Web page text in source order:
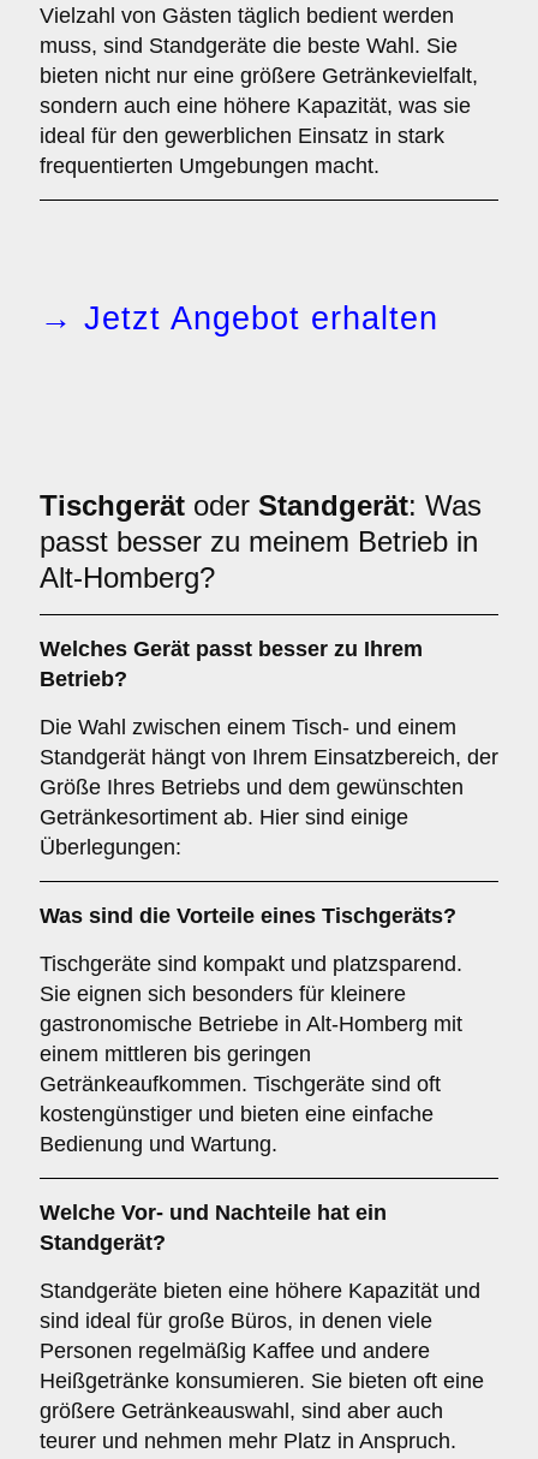
Vielzahl von Gästen täglich bedient werden
muss, sind Standgeräte die beste Wahl. Sie
bieten nicht nur eine größere Getränkevielfalt,
sondern auch eine höhere Kapazität, was sie
ideal für den gewerblichen Einsatz in stark
frequentierten Umgebungen macht.
→ Jetzt Angebot erhalten
Tischgerät oder Standgerät: Was
passt besser zu meinem Betrieb in
Alt-Homberg?
Welches Gerät passt besser zu Ihrem
Betrieb?
Die Wahl zwischen einem Tisch- und einem
Standgerät hängt von Ihrem Einsatzbereich, der
Größe Ihres Betriebs und dem gewünschten
Getränkesortiment ab. Hier sind einige
Überlegungen:
Was sind die Vorteile eines Tischgeräts?
Tischgeräte sind kompakt und platzsparend.
Sie eignen sich besonders für kleinere
gastronomische Betriebe in Alt-Homberg mit
einem mittleren bis geringen
Getränkeaufkommen. Tischgeräte sind oft
kostengünstiger und bieten eine einfache
Bedienung und Wartung.
Welche Vor- und Nachteile hat ein
Standgerät?
Standgeräte bieten eine höhere Kapazität und
sind ideal für große Büros, in denen viele
Personen regelmäßig Kaffee und andere
Heißgetränke konsumieren. Sie bieten oft eine
größere Getränkeauswahl, sind aber auch
teurer und nehmen mehr Platz in Anspruch.